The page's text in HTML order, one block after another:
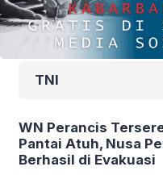
TNI
WN Perancis
Pantai Atuh, Nusa
Berhasil di Evakuasi